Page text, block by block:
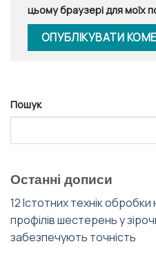
цьому браузері для моїх
Пошук
Останні дописи
12 Істотних технік
профілів шестерень у
забезпечують точність